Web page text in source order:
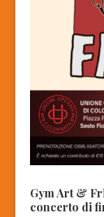
Gym Art &
concerto di